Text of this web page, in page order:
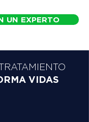
UN EXPERTO
VIDAS